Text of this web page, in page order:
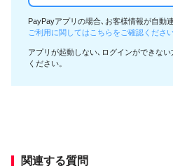
PayPayアプリの場合､お客様情報が自動
ご利用に関してはこちらをご確認ください
アプリが起動しない､ログインができない
ください。
関連する質問